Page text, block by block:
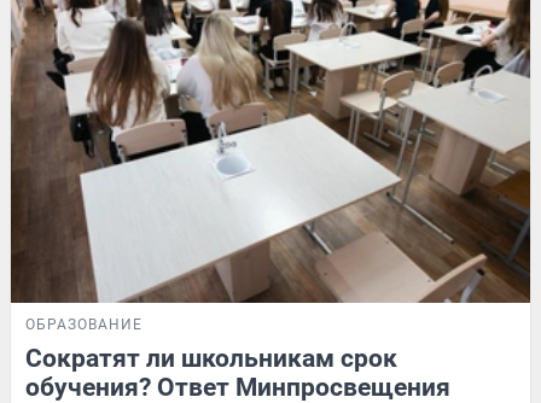
ОБРАЗОВАНИЕ
Сократят ли школьникам срок
обучения? Ответ Минпросвещения